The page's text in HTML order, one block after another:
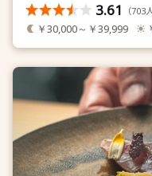
3.61 （703
￥30,000～￥39,999